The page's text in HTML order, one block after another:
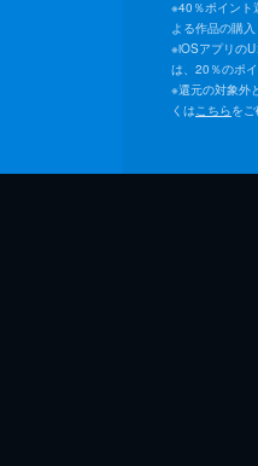
※40％ポイント
よる作品の購
※iOSアプリの
は、20％のポ
※還元の対象外
くはこちらを